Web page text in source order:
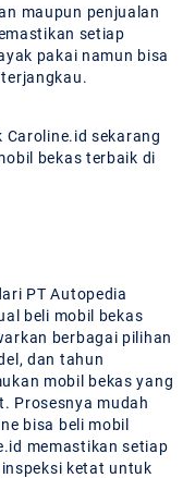
maupun penjualan
setiap
pakai namun bisa
sekarang
bekas terbaik di
PT Autopedia
beli mobil bekas
berbagai pilihan
dan tahun
mobil bekas yang
Prosesnya mudah
bisa beli mobil
memastikan setiap
ketat untuk